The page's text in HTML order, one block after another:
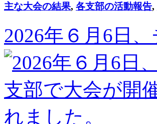
主な大会の結果, 各支部の活動報告,
2026年６月6日